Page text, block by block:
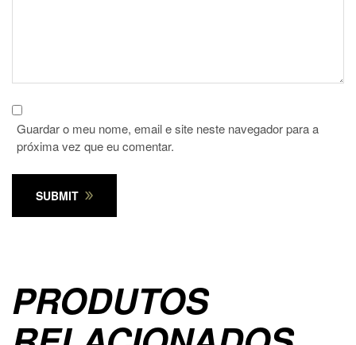
Guardar o meu nome, email e site neste navegador para a
próxima vez que eu comentar.
SUBMIT
PRODUTOS